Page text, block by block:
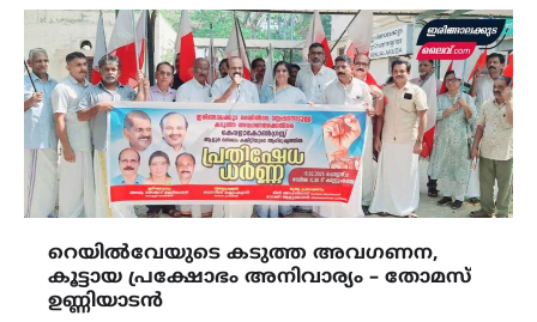
റെയിൽവേയുടെ കടുത്ത അവഗണന,
കൂട്ടായ പ്രക്ഷോഭം അനിവാര്യം – തോമസ്
ഉണ്ണിയാടൻ